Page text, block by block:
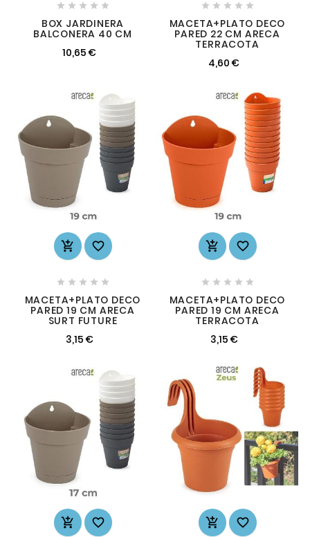
    
BOX JARDINERA
BALCONERA 40 CM
10,65 €
    
MACETA+PLATO DECO
PARED 22 CM ARECA
TERRACOTA
4,60 €
 
    
MACETA+PLATO DECO
PARED 19 CM ARECA
SURT FUTURE
3,15 €
 
    
MACETA+PLATO DECO
PARED 19 CM ARECA
TERRACOTA
3,15 €
   